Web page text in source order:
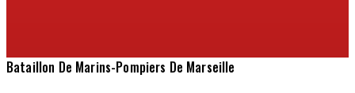
Bataillon De Marins-Pompiers De Marseille